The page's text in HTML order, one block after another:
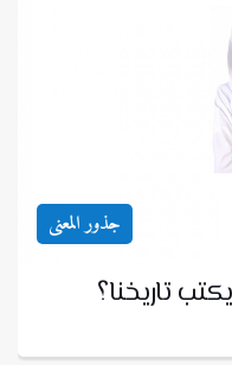
جذور المعنى
تاريخنا؟